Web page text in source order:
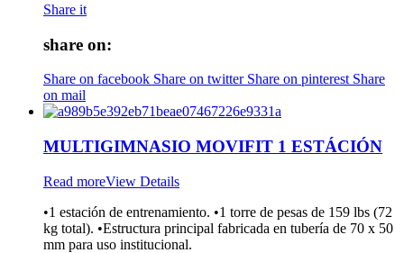
Share it
share on:
Share on facebook Share on twitter Share on pinterest Share
on mail
MULTIGIMNASIO MOVIFIT 1 ESTÁCIÓN
Read moreView Details
•1 estación de entrenamiento. •1 torre de pesas de 159 lbs (72
kg total). •Estructura principal fabricada en tubería de 70 x 50
mm para uso institucional.